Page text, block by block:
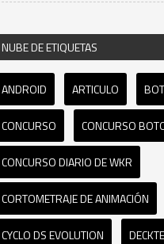
NUBE DE ETIQUETAS
ANDROID ARTICULO
CONCURSO CONCURSO
CONCURSO DIARIO DE WKR
CORTOMETRAJE DE ANIMACIÓN
CYCLO DS EVOLUTION